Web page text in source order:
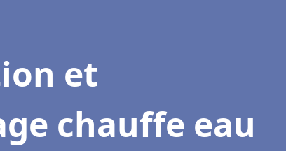
et
chauffe eau